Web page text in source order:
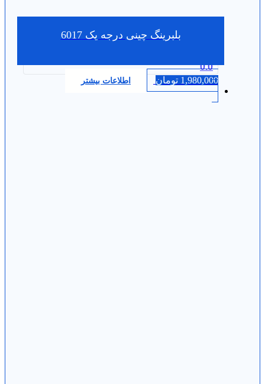
بلبرینگ چینی درجه یک 6017
0.0
1,980,000 تومان اطلاعات بیشتر